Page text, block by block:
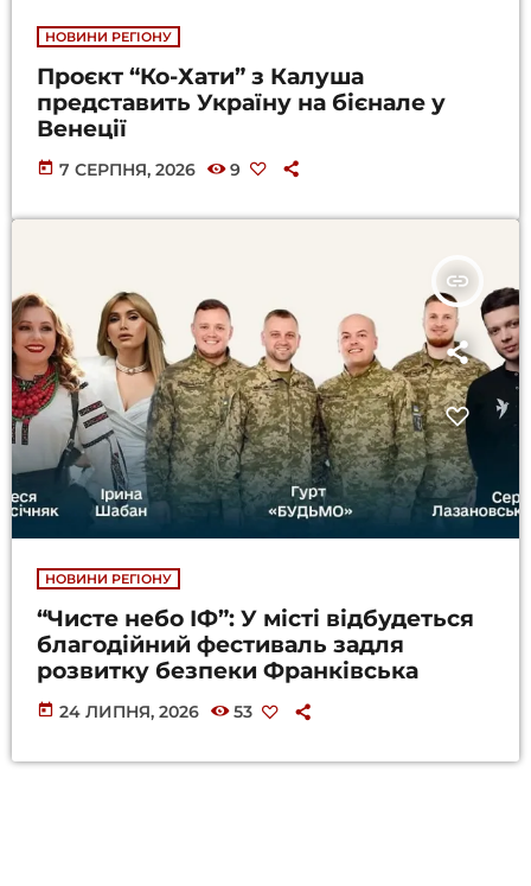
НОВИНИ РЕГІОНУ
Проєкт “Ко-Хати” з Калуша
представить Україну на бієнале у
Венеції
today 7 СЕРПНЯ, 2026 9
insert_link
НОВИНИ РЕГІОНУ
“Чисте небо ІФ”: У місті відбудеться
благодійний фестиваль задля
розвитку безпеки Франківська
today 24 ЛИПНЯ, 2026 53